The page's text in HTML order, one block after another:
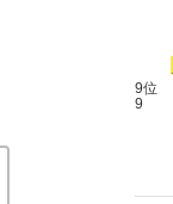
9位
9